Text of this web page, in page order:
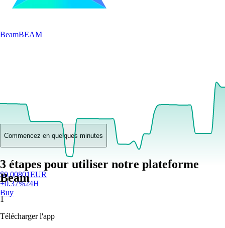
BeamBEAM
$0.00801EUR
+0.37%24H
Buy
Commencez en quelques minutes
3 étapes pour utiliser notre plateforme
Beam
1
Télécharger l'app